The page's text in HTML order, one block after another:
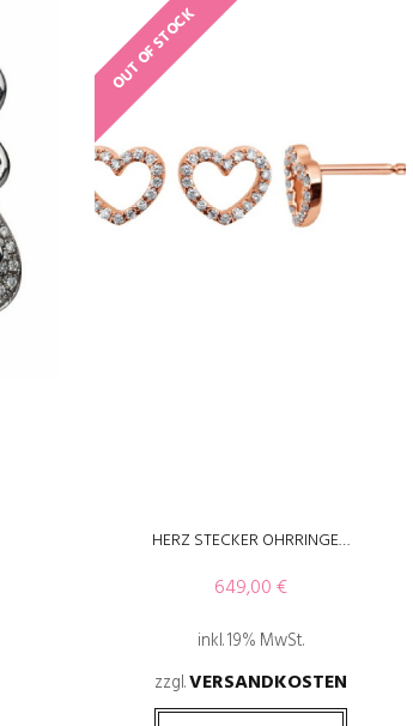
OUT OF STOCK
HERZ STECKER OHRRINGE…
649,00€
inkl. 19% MwSt.
zzgl.VERSANDKOSTEN